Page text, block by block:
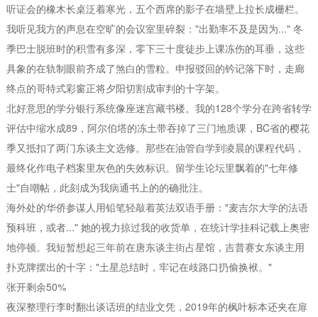
听证会的橡木长桌泛着寒光，五个西席的影子在墙壁上拉长成栅栏。
我听见我方的声息在空旷的会议室里碎裂："出勤率不及是因为..." 冬
季巴士脱班时的积雪有多深，零下三十度徒步上课冻伤的耳垂，这些
具象的在轨制眼前齐成了煞白的雪粒。申报驳回的钤记落下时，走廊
终点的哥特式彩窗正将夕阳切割成审判的十字架。
北好意思的学分银行系统像座迷宫藏书楼。我的128个学分在跨省转学
评估中缩水成89，阿尔伯塔的冻土带吞掉了三门地质课，BC省的樱花
季又抵扣了两门东谈主文选修。那些在油管自学到凌晨的课程代码，
最终化作电子档案里灰色的失效标识。留学生论坛里飘着的"七年修
士"自嘲帖，此刻成为我病通书上的的确批注。
海外处的华侨参谋人用铅笔轻敲着英法双语手册："麦吉尔大学的法语
预科班，或者..." 她的视力掠过我的收货单，在统计学挂科记载上奥密
地停顿。我短暂想起三年前在唐东谈主街占星馆，吉普赛女东谈主用
扑克牌摆出的十字："土星总结时，牢记在歧路口扔偷换袱。"
张开剩余50%
夜深整理行李时翻出谈话班的结业文凭，2019年的枫叶标本还夹在扉